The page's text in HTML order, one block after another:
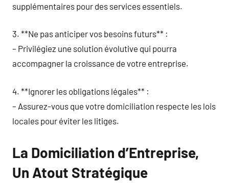
supplémentaires pour des services essentiels.
3. **Ne pas anticiper vos besoins futurs** :
– Privilégiez une solution évolutive qui pourra
accompagner la croissance de votre entreprise.
4. **Ignorer les obligations légales** :
– Assurez-vous que votre domiciliation respecte les lois
locales pour éviter les litiges.
La Domiciliation d’Entreprise,
Un Atout Stratégique